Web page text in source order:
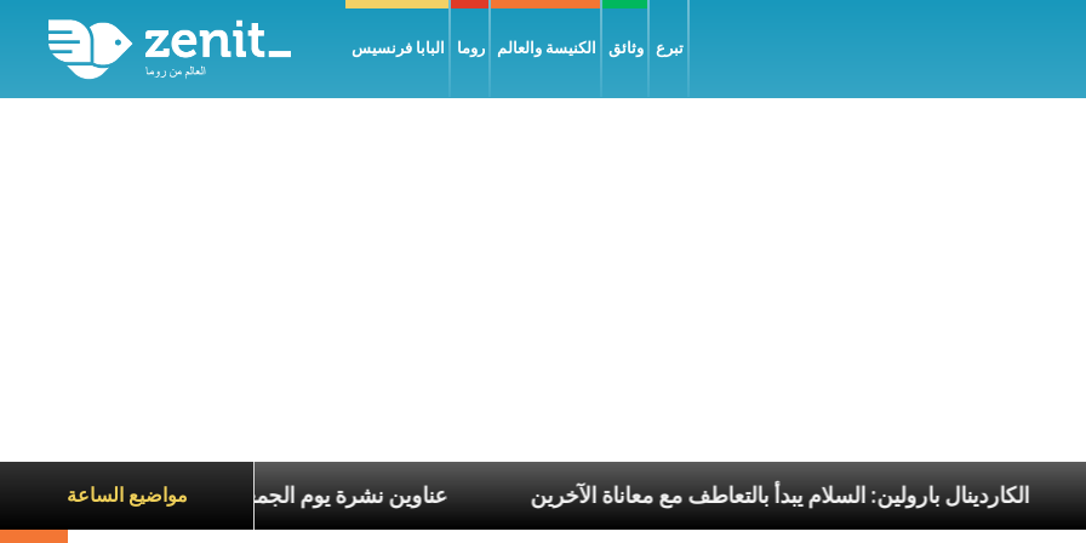
البابا فرنسيس روما الكنيسة والعالم وثائق تبرع
مواضيع الساعةعناوين نشرة يوم الجمعة 7 آب 2026: السلام يُبنى بصبر يومًا بعد يوم الكاردينال بارولين: السلام يبدأ بالتعاطف مع معاناة الآخرين